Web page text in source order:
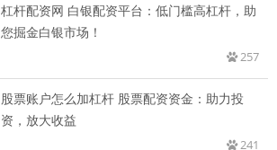
杠杆配资网 白银配资平台：低门槛高杠杆，助
您掘金白银市场！
257
股票账户怎么加杠杆 股票配资资金：助力投
资，放大收益
241